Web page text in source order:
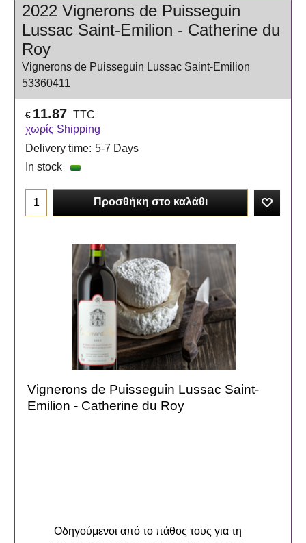
2022 Vignerons de Puisseguin
Lussac Saint-Emilion - Catherine du
Roy
Vignerons de Puisseguin Lussac Saint-Emilion
53360411
€ 11.87 TTC
χωρίς Shipping
Delivery time: 5-7 Days
In stock
Προσθήκη στο καλάθι
Vignerons de Puisseguin Lussac Saint-
Emilion - Catherine du Roy
Οδηγούμενοι από το πάθος τους για τη